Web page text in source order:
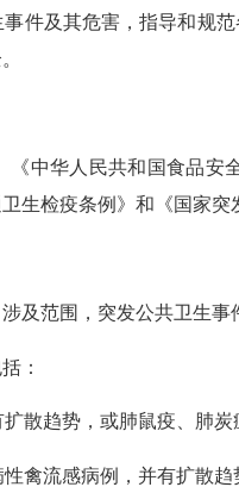
及其危害，指导和规范
华人民共和国食品安
生检疫条例》和《国家
范围，突发公共卫生事
：
趋势，或肺鼠疫、肺炭
流感病例，并有扩散趋